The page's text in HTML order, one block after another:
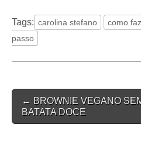
Tags: carolina stefano como
passo
Post
navigation
← BROWNIE VEGANO
BATATA DOCE